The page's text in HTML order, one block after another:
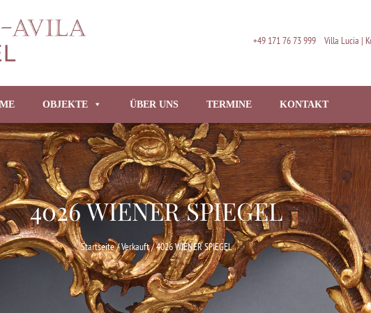
+49 171 76 73 999 Villa Lucia |
OBJEKTE ÜBER UNS TERMINE KONTAKT
4026 WIENER SPIEGEL
Startseite/Verkauft/ 4026 WIENER SPIEGEL